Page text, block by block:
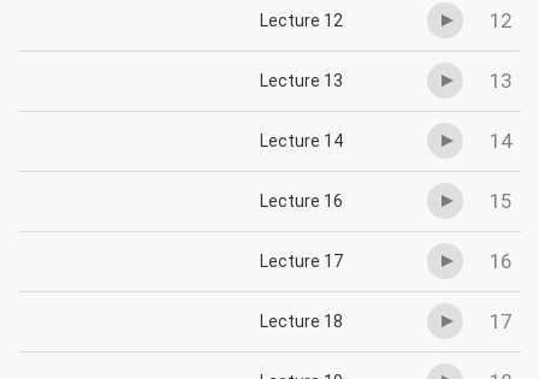
12
Lecture 12
13
Lecture 13
14
Lecture 14
15
Lecture 16
16
Lecture 17
17
Lecture 18